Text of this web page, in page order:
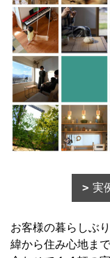
実
お客様の暮らしぶ
緯から住み心地ま